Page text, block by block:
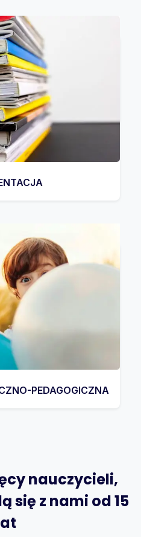
PEDAGOGICZNA
nauczycieli,
się z nami od 15